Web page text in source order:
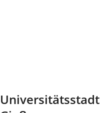
Universitätsstadt